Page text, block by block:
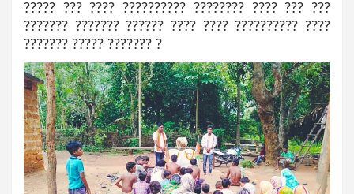
????? ??? ???? ?????????? ???????? ???? ??? ???
??????? ??????? ?????? ???? ???? ?????????? ????
??????? ????? ??????? ?